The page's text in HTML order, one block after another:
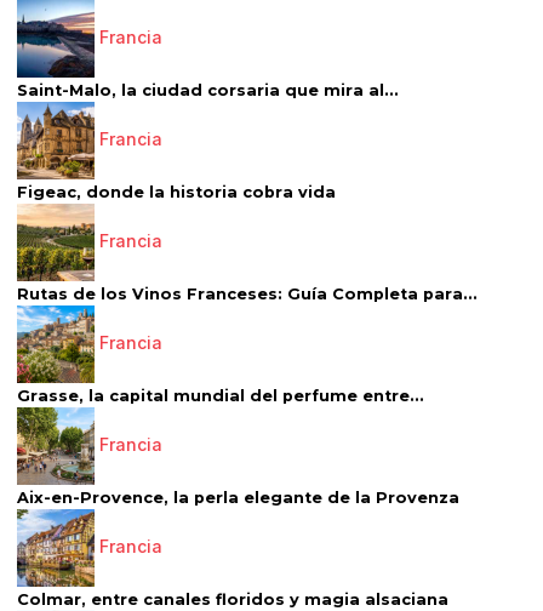
Francia
Saint-Malo, la ciudad corsaria que mira al...
Francia
Figeac, donde la historia cobra vida
Francia
Rutas de los Vinos Franceses: Guía Completa para...
Francia
Grasse, la capital mundial del perfume entre...
Francia
Aix-en-Provence, la perla elegante de la Provenza
Francia
Colmar, entre canales floridos y magia alsaciana